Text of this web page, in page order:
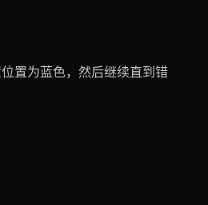
置为蓝色，然后继续直到错